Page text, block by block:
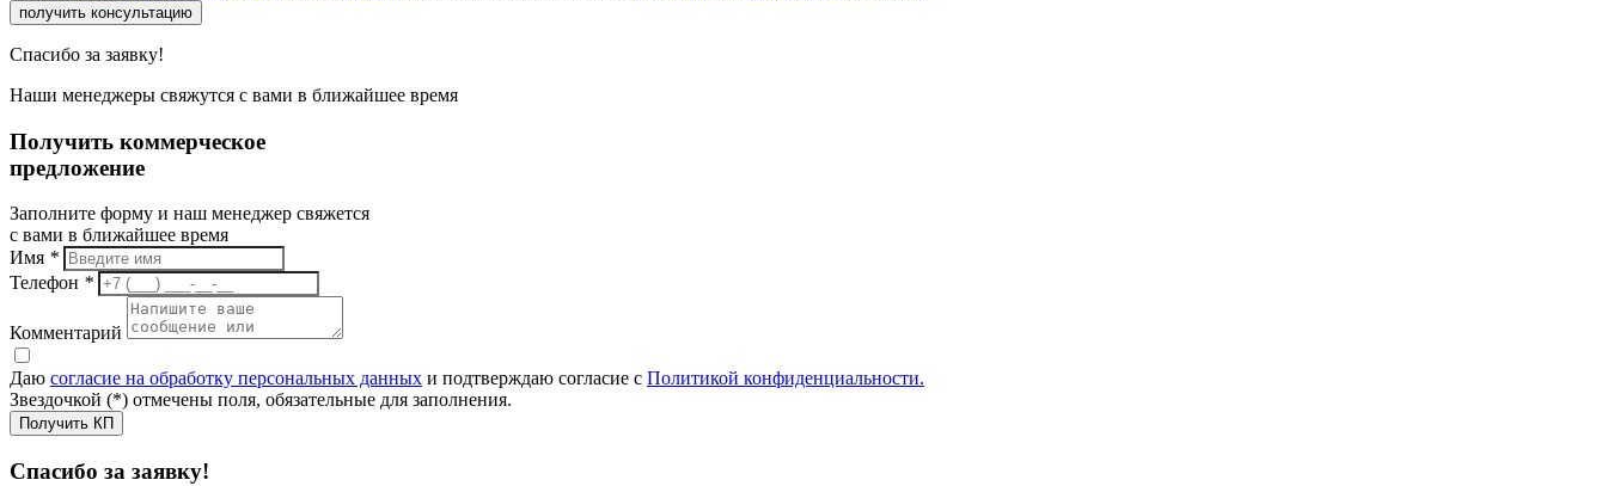
получить консультацию
Спасибо за заявку!
Наши менеджеры свяжутся с вами в ближайшее время
Получить коммерческое
предложение
Заполните форму и наш менеджер свяжется
с вами в ближайшее время
Имя *
Телефон *
Комментарий
Даю согласие на обработку персональных данных и подтверждаю согласие с Политикой конфиденциальности.
Звездочкой (*) отмечены поля, обязательные для заполнения.
Получить КП
Спасибо за заявку!